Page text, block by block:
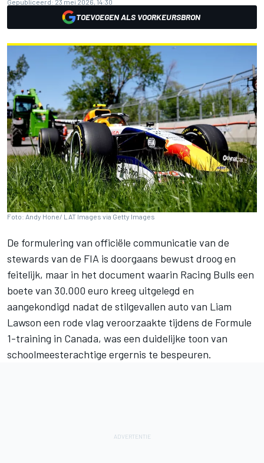
Gepubliceerd: 23 mei 2026, 14:30
TOEVOEGEN ALS VOORKEURSBRON
Foto: Andy Hone/ LAT Images via Getty Images
De formulering van officiële communicatie van de
stewards van de FIA is doorgaans bewust droog en
feitelijk, maar in het document waarin Racing Bulls een
boete van 30.000 euro kreeg uitgelegd en
aangekondigd nadat de stilgevallen auto van Liam
Lawson een rode vlag veroorzaakte tijdens de Formule
1-training in Canada, was een duidelijke toon van
schoolmeesterachtige ergernis te bespeuren.